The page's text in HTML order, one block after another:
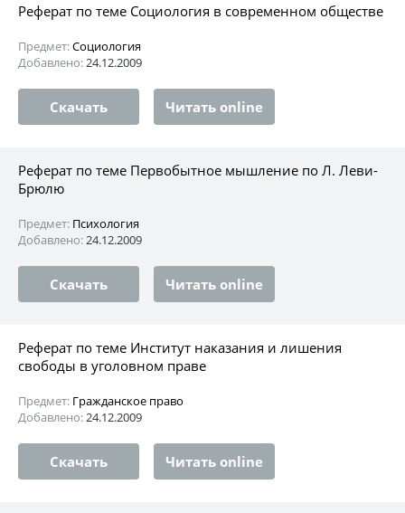
Реферат по теме Социология в современном обществе
Предмет:Социология
Добавлено:24.12.2009
Скачать Читать online
Реферат по теме Первобытное мышление по Л. Леви-
Брюлю
Предмет: Психология
Добавлено:24.12.2009
Скачать Читать online
Реферат по теме Институт наказания и лишения
свободы в уголовном праве
Предмет: Гражданское право
Добавлено:24.12.2009
Скачать Читать online